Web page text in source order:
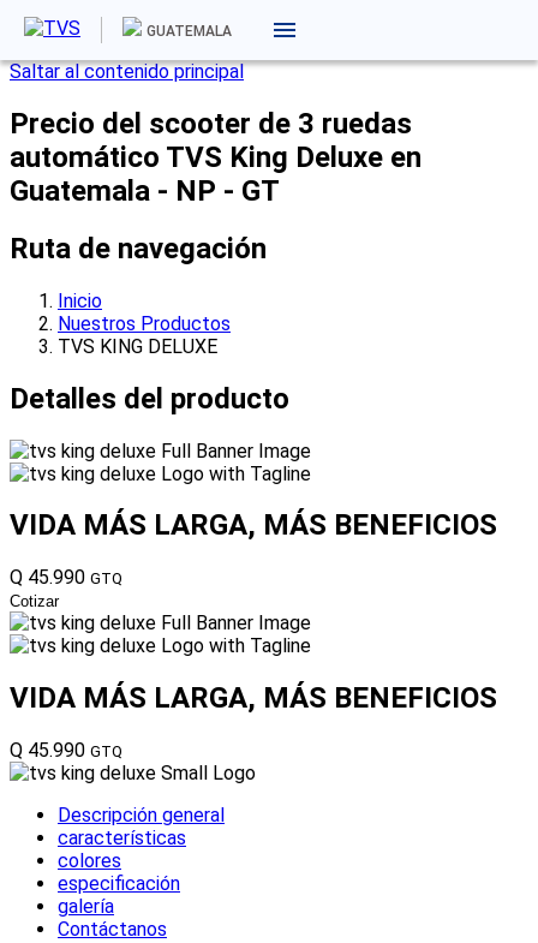
Saltar al contenido principal
Precio del scooter de 3 ruedas
automático TVS King Deluxe en
Guatemala - NP - GT
GUATEMALA
Ruta de navegación
Inicio
Nuestros Productos
TVS KING DELUXE
Detalles del producto
VIDA MÁS LARGA, MÁS BENEFICIOS
Q 45.990 GTQ
Cotizar
VIDA MÁS LARGA, MÁS BENEFICIOS
Q 45.990 GTQ
Descripción general
características
colores
especificación
galería
Contáctanos